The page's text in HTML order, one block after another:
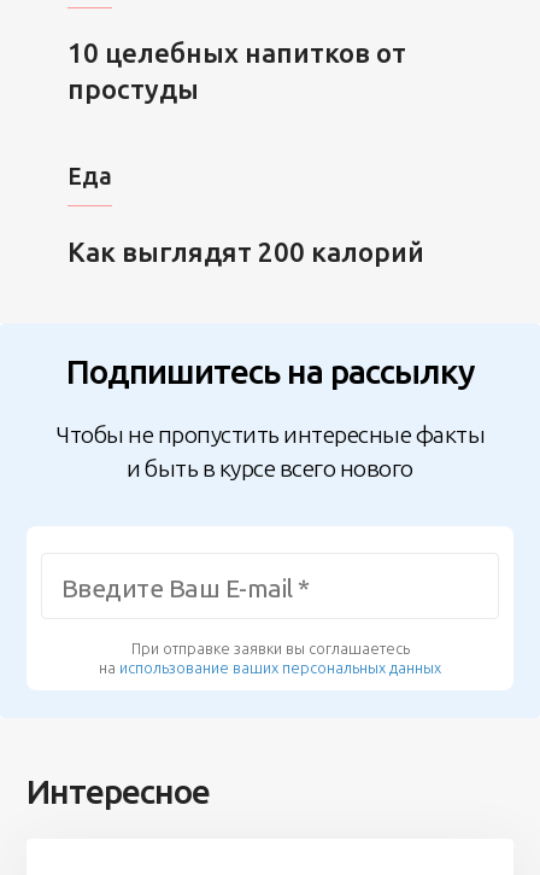
10 целебных напитков от
простуды
Еда
Как выглядят 200 калорий
Подпишитесь на рассылку
Чтобы не пропустить интересные факты
и быть в курсе всего нового
При отправке заявки вы соглашаетесь
на использование ваших персональных данных
Интересное